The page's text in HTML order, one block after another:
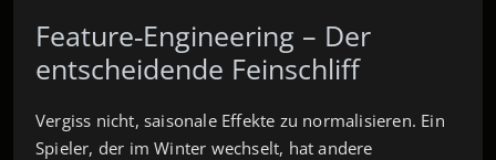
Feature‑Engineering – Der
entscheidende Feinschliff
Vergiss nicht, saisonale Effekte zu normalisieren. Ein
Spieler, der im Winter wechselt, hat andere